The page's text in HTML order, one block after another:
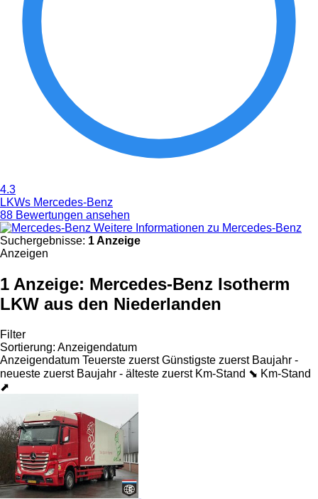
4.3
LKWs Mercedes-Benz
88 Bewertungen ansehen
Weitere Informationen zu Mercedes-Benz
Suchergebnisse: 1 Anzeige
Anzeigen
1 Anzeige: Mercedes-Benz Isotherm
LKW aus den Niederlanden
Filter
Sortierung: Anzeigendatum
Anzeigendatum Teuerste zuerst Günstigste zuerst Baujahr -
neueste zuerst Baujahr - älteste zuerst Km-Stand ⬊ Km-Stand
⬈